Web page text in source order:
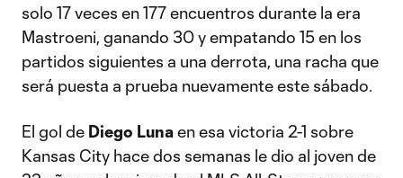
solo 17 veces en 177 encuentros durante la era
Mastroeni, ganando 30 y empatando 15 en los
partidos siguientes a una derrota, una racha que
será puesta a prueba nuevamente este sábado.
El gol de Diego Lunaen esa victoria 2-1 sobre
Kansas City hace dos semanas le dio al joven de